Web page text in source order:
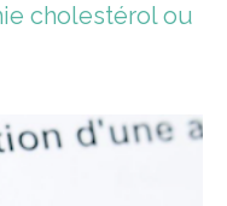
cholestérol ou